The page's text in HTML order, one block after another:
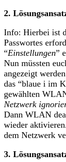
2.
Info: Hierbei ist
Passwortes
“Einstellungen”
Nun müssten
angezeigt
das “blaue i im
gewählten
Netzwerk
Dann WLAN
wieder
dem Netzwerk
3.